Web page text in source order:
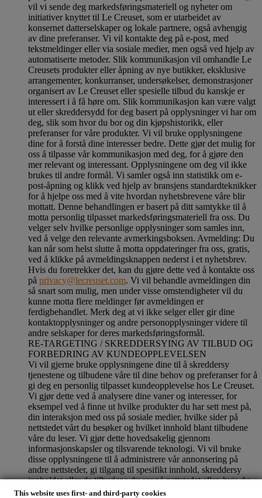
This website uses first- and third-party cookies
vil vi sende deg markedsføringsmateriell og nyheter om
initiativer knyttet til Le Creuset, som er utarbeidet av
konsernet datterselskaper og lokale partnere, også avhengig
av dine preferanser. Vi vil kontakte deg på e-post, med
tekstmeldinger eller via sosiale medier, men også ved hjelp av
automatiserte metoder. Slik kommunikasjon vil omhandle Le
Creusets produkter eller åpning av nye butikker, eksklusive
arrangementer, konkurranser, undersøkelser, demonstrasjoner
organisert av Le Creuset eller spesielle tilbud du kanskje er
interessert i å få høre om. Slik kommunikasjon kan være valgt
ut eller skreddersydd for deg basert på opplysninger vi har om
deg, slik som hvor du bor og din kjøpshistorikk, eller
preferanser for våre produkter. Vi vil bruke opplysningene
dine for å forstå dine interesser bedre. Dette gjør det mulig for
oss å tilpasse vår kommunikasjon med deg, for å gjøre den
mer relevant og interessant. Opplysningene om deg vil ikke
brukes til andre formål. Vi samler også inn statistikk om e-
post-åpning og klikk ved hjelp av bransjens standardteknikker
for å hjelpe oss med å vite hvordan nyhetsbrevene våre blir
mottatt. Denne behandlingen er basert på ditt samtykke til å
motta personlig tilpasset markedsføringsmateriell fra oss. Du
velger selv hvilke personlige opplysninger som samles inn,
ved å velge den relevante avmerkingsboksen. Avmelding: Du
kan når som helst slutte å motta oppdateringer fra oss, gratis,
ved å klikke på avmeldingsknappen nederst i et nyhetsbrev.
Hvis du foretrekker det, kan du gjøre dette ved å kontakte oss
på privacy@lecreuset.com. Vi vil behandle avmeldingen din
så snart som mulig, men under visse omstendigheter vil du
kunne motta flere meldinger før avmeldingen er
ferdigbehandlet. Merk deg at vi ikke selger eller gir dine
kontaktopplysninger og andre personopplysninger videre til
andre selskaper for deres markedsføringsformål.
RE-TARGETING / SKREDDERSYING AV TILBUD OG
FORBEDRING AV KUNDEOPPLEVELSEN
Vi vil gjerne bruke opplysningene dine til å skreddersy
tjenestene og tilbudene våre til dine behov og preferanser for å
gi deg en personlig tilpasset kundeopplevelse hos Le Creuset.
Vi gjør dette ved å analysere dine vaner og interesser, for
eksempel ved å finne ut hvilke produkter du har sett mest på,
din interaksjon med oss på sosiale medier, hvilke sider på
nettstedet vårt du besøker og hvilket innhold blant tilbudene
våre du leser. Vi gjør dette hovedsakelig gjennom
informasjonskapsler og tilsvarende teknologi. Vi vil bruke
disse opplysningene til å administrere vår annonsering på
andre nettsteder, gi tilgang til spesifikt innhold, skreddersy
innholdet eller de tilbudene du ser på nettstedet eller, hvis du
har samtykket til å abonnere på nyhetsbrevet vårt, å sende deg